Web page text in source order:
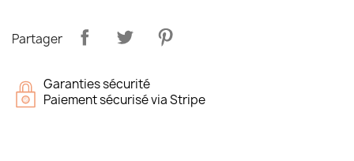
Partager
Garanties sécurité
Paiement sécurisé via Stripe